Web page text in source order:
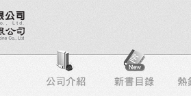
書店專區 目錄下載 會員服務